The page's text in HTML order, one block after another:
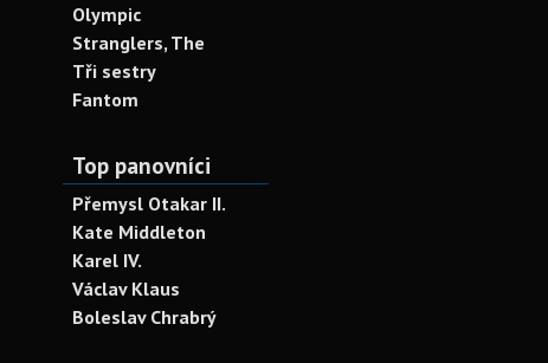
Olympic
Stranglers, The
Tři sestry
Fantom
Top panovníci
Přemysl Otakar II.
Kate Middleton
Karel IV.
Václav Klaus
Boleslav Chrabrý